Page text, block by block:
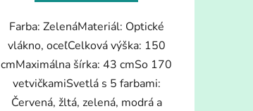
Farba: ZelenáMateriál: Optické
vlákno, oceľCelková výška: 150
cmMaximálna šírka: 43 cmSo 170
vetvičkamiSvetlá s 5 farbami:
Červená, žltá, zelená, modrá a